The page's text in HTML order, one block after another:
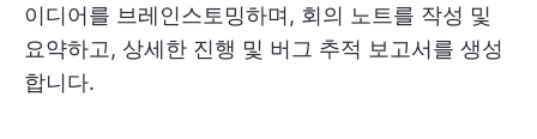
이디어를 브레인스토밍하며, 회의 노트를 작성 및
요약하고, 상세한 진행 및 버그 추적 보고서를 생성
합니다.